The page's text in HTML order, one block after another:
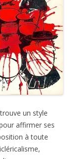
un style
affirmer ses
à toute